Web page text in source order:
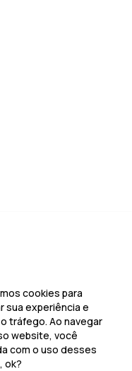
cookies para
sua experiência e
tráfego. Ao navegar
website, você
com o uso desses
ok?